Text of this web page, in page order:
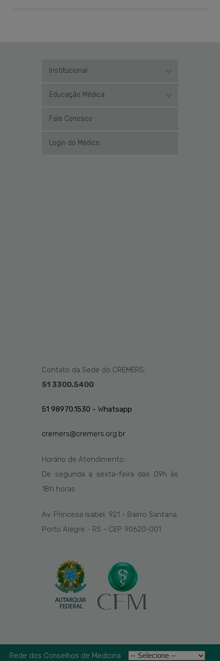
Institucional
Educação Médica
Fale Conosco
Login do Médico
Contato da Sede do CREMERS:
51 3300.5400
51 98970.1530 - Whatsapp
cremers@cremers.org.br
Horário de Atendimento:
De segunda a sexta-feira das 09h às
18h horas
Av. Princesa Isabel, 921 - Bairro Santana
Porto Alegre - RS - CEP 90620-001
Rede dos Conselhos de Medicina